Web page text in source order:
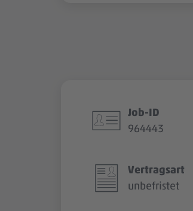
Job-ID
964443
Vertragsart
unbefristet